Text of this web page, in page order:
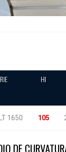
HI
1650 105
DE